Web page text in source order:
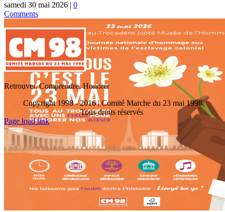
samedi 30 mai 2026 | 0
Comments
Retrouver, Comprendre, Honorer
Copyright 1998 - 2016 | Comité Marche du 23 mai 1998
Tous droits réservés
Toggle
Sliding
Area
Page load link
Go
Top